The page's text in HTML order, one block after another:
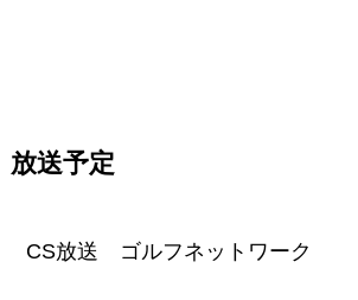
放送予定
CS放送 ゴルフネットワーク